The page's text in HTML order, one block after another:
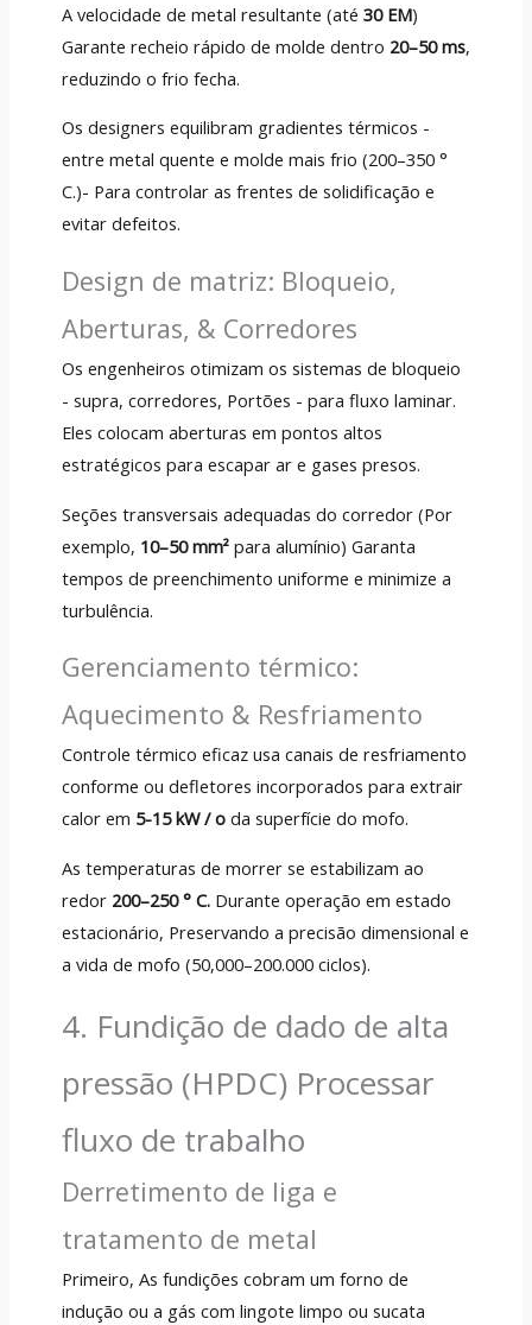
A velocidade de metal resultante (até 30 EM)
Garante recheio rápido de molde dentro 20–50 ms,
reduzindo o frio fecha.
Os designers equilibram gradientes térmicos -
entre metal quente e molde mais frio (200–350 °
C.)- Para controlar as frentes de solidificação e
evitar defeitos.
Design de matriz: Bloqueio,
Aberturas, & Corredores
Os engenheiros otimizam os sistemas de bloqueio
- supra, corredores, Portões - para fluxo laminar.
Eles colocam aberturas em pontos altos
estratégicos para escapar ar e gases presos.
Seções transversais adequadas do corredor (Por
exemplo, 10–50 mm²para alumínio) Garanta
tempos de preenchimento uniforme e minimize a
turbulência.
Gerenciamento térmico:
Aquecimento & Resfriamento
Controle térmico eficaz usa canais de resfriamento
conforme ou defletores incorporados para extrair
calor em 5-15 kW / oda superfície do mofo.
As temperaturas de morrer se estabilizam ao
redor 200–250 ° C.Durante operação em estado
estacionário, Preservando a precisão dimensional e
a vida de mofo (50,000–200.000 ciclos).
4. Fundição de dado de alta
pressão (HPDC) Processar
fluxo de trabalho
Derretimento de liga e
tratamento de metal
Primeiro, As fundições cobram um forno de
indução ou a gás com lingote limpo ou sucata